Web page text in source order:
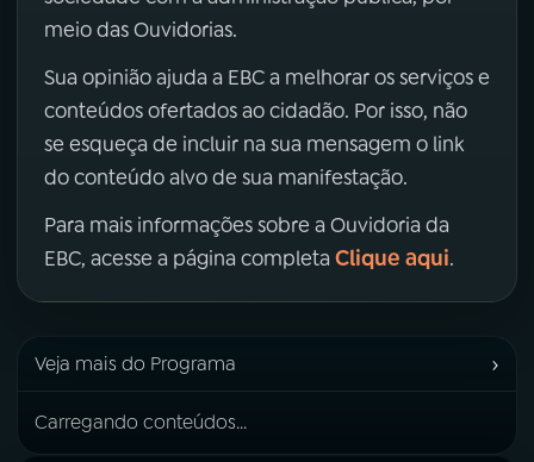
meio das Ouvidorias.
Sua opinião ajuda a EBC a melhorar os serviços e
conteúdos ofertados ao cidadão. Por isso, não
se esqueça de incluir na sua mensagem o link
do conteúdo alvo de sua manifestação.
Para mais informações sobre a Ouvidoria da
EBC, acesse a página completa Clique aqui.
Veja mais do Programa ›
Carregando conteúdos...